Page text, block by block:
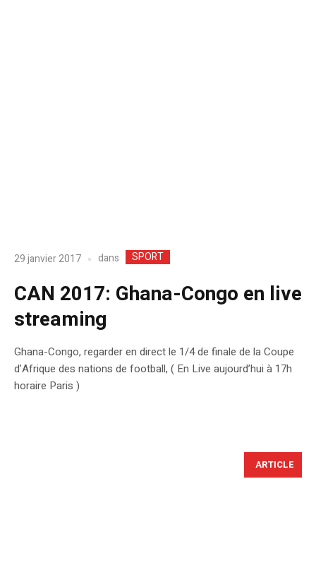
29 janvier 2017 dans SPORT
CAN 2017: Ghana-Congo en live
streaming
Ghana-Congo, regarder en direct le 1/4 de finale de la Coupe
d’Afrique des nations de football, ( En Live aujourd’hui à 17h
horaire Paris )
ARTICLE